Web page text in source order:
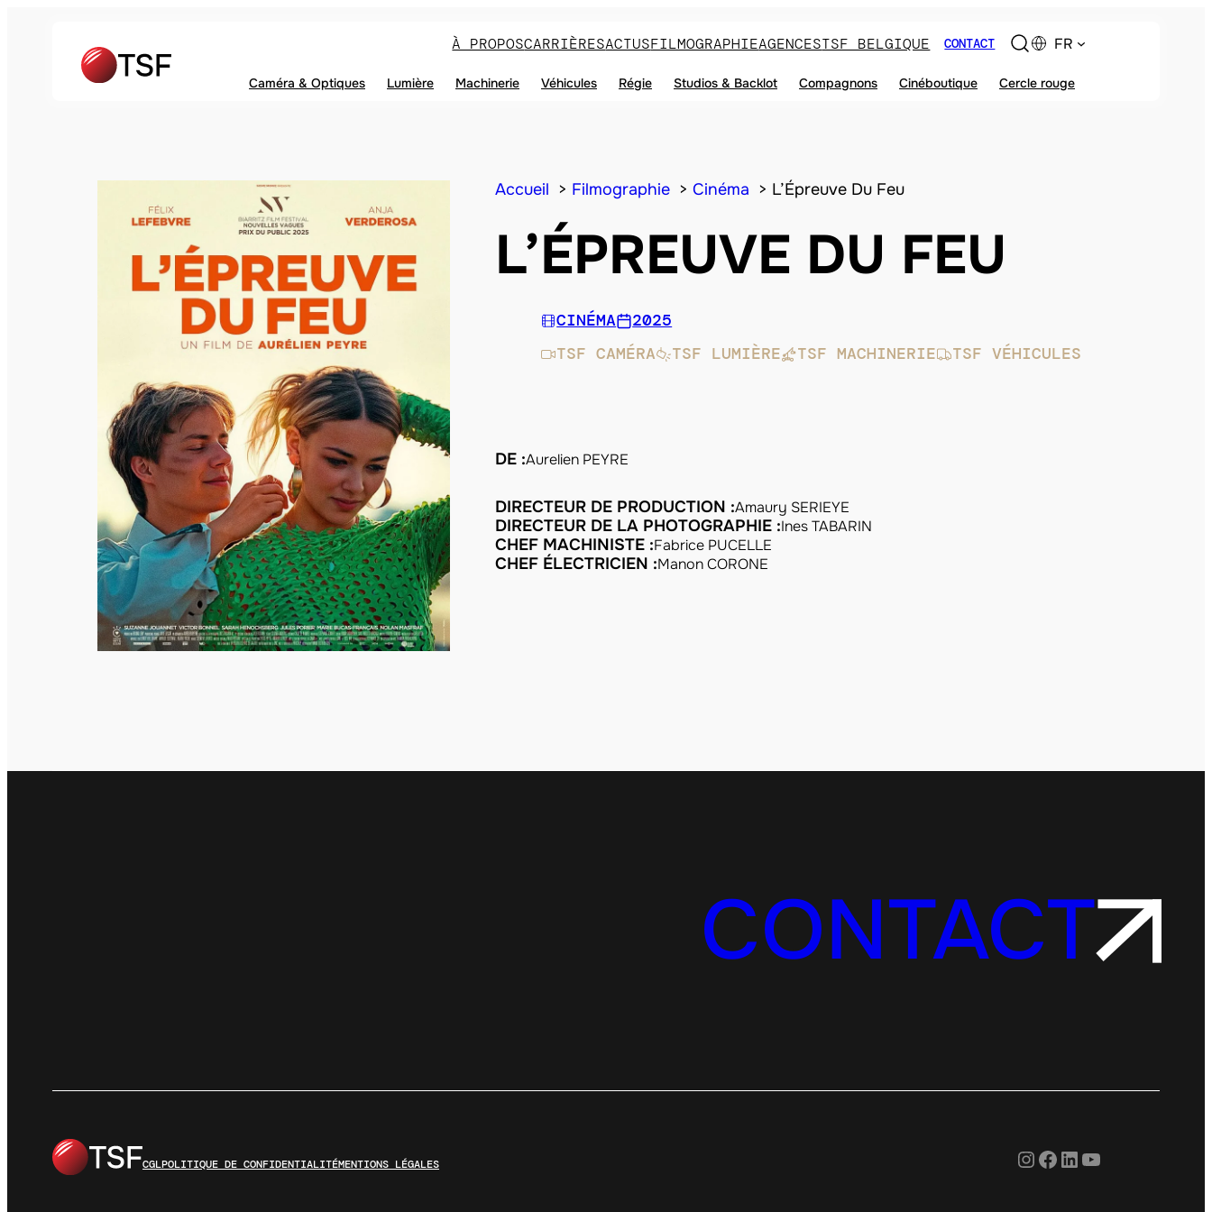
À PROPOSCARRIÈRESACTUSFILMOGRAPHIEAGENCESTSF BELGIQUE CONTACT FR
Caméra & Optiques Lumière Machinerie Véhicules Régie Studios & Backlot Compagnons Cinéboutique Cercle rouge
Accueil Filmographie Cinéma L’Épreuve Du Feu
L’ÉPREUVE DU FEU
CINÉMA
2025
TSF CAMÉRA
TSF LUMIÈRE TSF MACHINERIE TSF VÉHICULES
DE :Aurelien PEYRE
DIRECTEUR DE PRODUCTION :Amaury SERIEYE
DIRECTEUR DE LA PHOTOGRAPHIE :Ines TABARIN
CHEF MACHINISTE :Fabrice PUCELLE
CHEF ÉLECTRICIEN :Manon CORONE
CONTACT
CGLPOLITIQUE DE CONFIDENTIALITÉMENTIONS LÉGALES Instagram
Facebook
LinkedIn
YouTube